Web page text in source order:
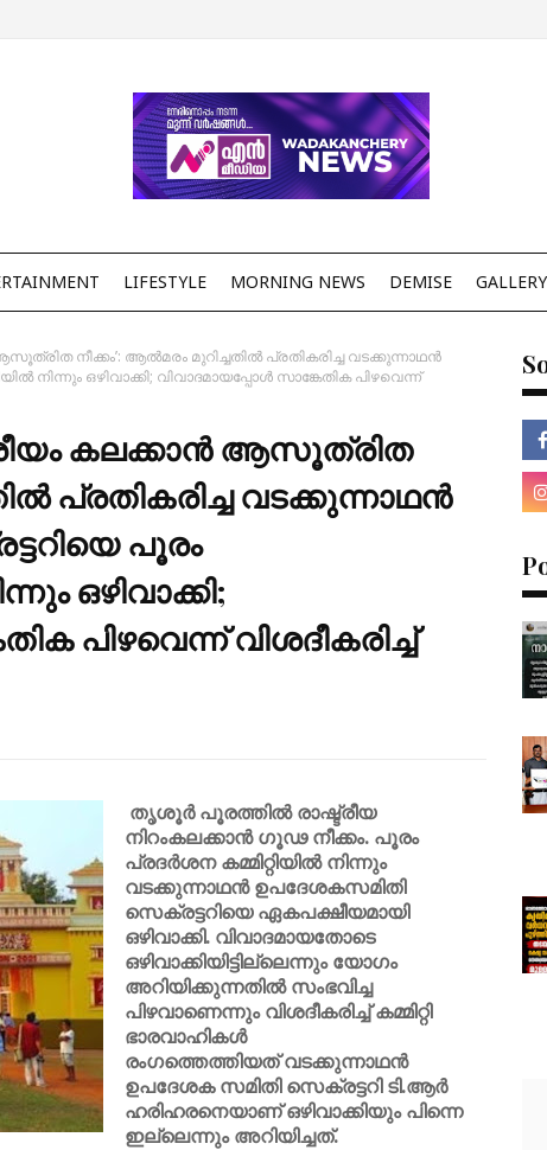
LIFESTYLE MORNING NEWS DEMISE GALLERY
നീക്കം’: ആൽമരം മുറിച്ചതിൽ പ്രതികരിച്ച വടക്കുന്നാഥൻ
നിന്നും ഒഴിവാക്കി; വിവാദമായപ്പോൾ സാങ്കേതിക പിഴവെന്ന്
കലക്കാൻ ആസൂത്രിത
പ്രതികരിച്ച വടക്കുന്നാഥൻ
പൂരം
ഒഴിവാക്കി;
പിഴവെന്ന് വിശദീകരിച്ച്
തൃശൂർ പൂരത്തിൽ രാഷ്ട്രീയ
നിറംകലക്കാൻ ഗൂഢ നീക്കം. പൂരം
പ്രദർശന കമ്മിറ്റിയിൽ നിന്നും
വടക്കുന്നാഥൻ ഉപദേശകസമിതി
സെക്രട്ടറിയെ ഏകപക്ഷീയമായി
ഒഴിവാക്കി. വിവാദമായതോടെ
ഒഴിവാക്കിയിട്ടില്ലെന്നും യോഗം
അറിയിക്കുന്നതിൽ സംഭവിച്ച
പിഴവാണെന്നും വിശദീകരിച്ച് കമ്മിറ്റി
ഭാരവാഹികൾ
രംഗത്തെത്തിയത്വടക്കുന്നാഥൻ
ഉപദേശക സമിതി സെക്രട്ടറി ടി.ആർ
ഹരിഹരനെയാണ് ഒഴിവാക്കിയും പിന്നെ
ഇല്ലെന്നും അറിയിച്ചത്.